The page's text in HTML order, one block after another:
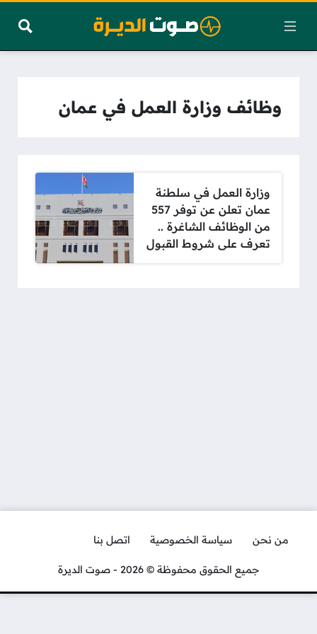
وظائف وزارة العمل في عمان
وزارة العمل في سلطنة
عمان تعلن عن توفر 557
من الوظائف الشاغرة ..
تعرف على شروط القبول
من نحن سياسة الخصوصية اتصل بنا
جميع الحقوق محفوظة © 2026 - صوت الديرة